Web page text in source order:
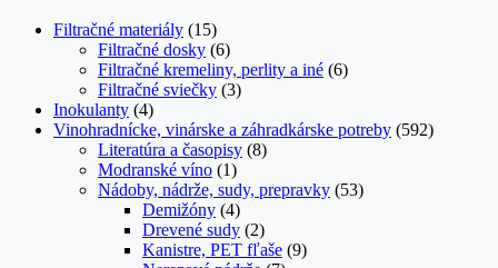
Filtračné materiály (15)
Filtračné dosky (6)
Filtračné kremeliny, perlity a iné (6)
Filtračné sviečky (3)
Inokulanty (4)
Vinohradnícke, vinárske a záhradkárske potreby (592)
Literatúra a časopisy (8)
Modranské víno (1)
Nádoby, nádrže, sudy, prepravky (53)
Demižóny (4)
Drevené sudy (2)
Kanistre, PET fľaše (9)